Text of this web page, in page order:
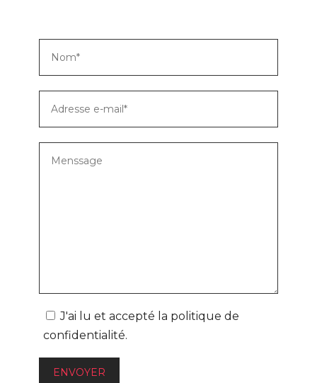
J'ai lu et accepté la politique de
confidentialité.